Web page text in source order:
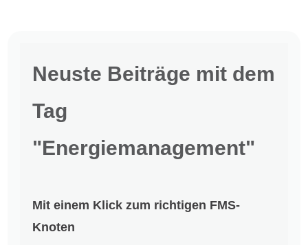
Neuste Beiträge mit dem
Tag
"Energiemanagement"
Mit einem Klick zum richtigen FMS-
Knoten